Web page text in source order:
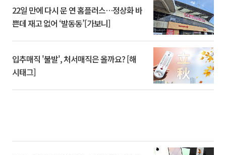
22일 만에 다시 문 연 홈플러스…정상화 바
쁜데 재고 없어 ‘발동동’[가보니]
입추매직 '불발', 처서매직은 올까요? [해
시태그]